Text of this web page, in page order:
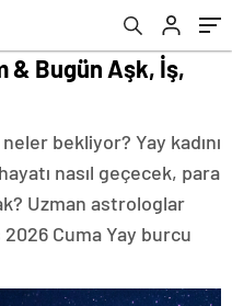
& Bugün Aşk, İş,
bekliyor? Yay kadını
nasıl geçecek, para
Uzman astrologlar
Cuma Yay burcu